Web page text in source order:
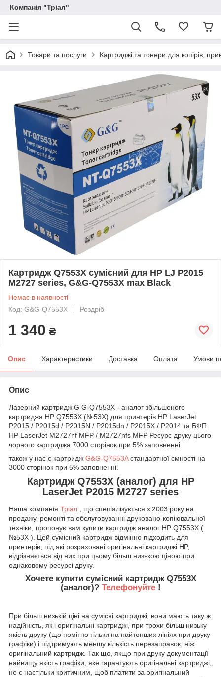
Компанія "Тріал"
Товари та послуги Картриджі та тонери для копірів,
Картридж Q7553X сумісний для HP LJ P2015
M2727 series, G&G-Q7553X max Black
Немає в наявності
Код: G&G-Q7553X
Роздріб
1 340 ₴
Опис Характеристики Доставка Оплата Умови
Опис
Лазерний картридж G G-Q7553X - аналог збільшеного
картриджа HP Q7553X (№53X) для принтерів HP LaserJet
P2015 / P2015d / P2015N / P2015dn / P2015X / P2014 та БФП
HP LaserJet M2727nf MFP / M2727nfs MFP Ресурс друку цього
чорного картриджа 7000 сторінок при 5% заповненні.
також у нас є картридж G&G-Q7553Aстандартної ємності на
3000 сторінок при 5% заповненні.
Картридж Q7553X (аналог) для HP
LaserJet P2015 M2727 series
Наша компанія Тріал , що спеціалізується з 2003 року на
продажу, ремонті та обслуговуванні друковано-копіювальної
техніки, пропонує вам купити картридж аналог HP Q7553X (
№53X ). Цей сумісний картридж відмінно підходить для
принтерів, під які розраховані оригінальні картриджі HP,
відрізняється від них при цьому більш низькою ціною при
однаковому ресурсі друку.
Хочете купити сумісний картридж Q7553X
(аналог)? Телефонуйте !
При більш низькій ціні на сумісні картриджі, вони мають таку ж
надійність, як і оригінальні картриджі, при трохи більш низьку
якість друку (що помітно тільки на найтонших лініях при друку
графіки) і підтримують меншу кількість перезаправок, ніж
оригінальний картридж. Так що, якщо при друку документації
найвищу якість графіки, яке гарантують оригінальні картриджі,
не є настільки критичним, щоб платити за оригінальний